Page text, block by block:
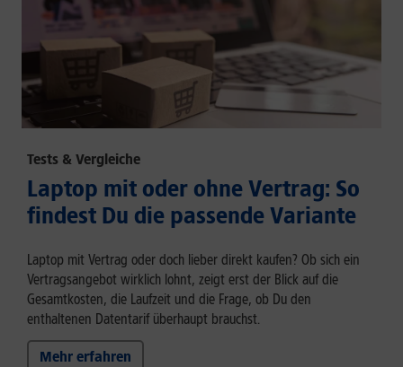
Tests & Vergleiche
Laptop mit oder ohne Vertrag: So
findest Du die passende Variante
Laptop mit Vertrag oder doch lieber direkt kaufen? Ob sich ein
Vertragsangebot wirklich lohnt, zeigt erst der Blick auf die
Gesamtkosten, die Laufzeit und die Frage, ob Du den
enthaltenen Datentarif überhaupt brauchst.
Mehr erfahren